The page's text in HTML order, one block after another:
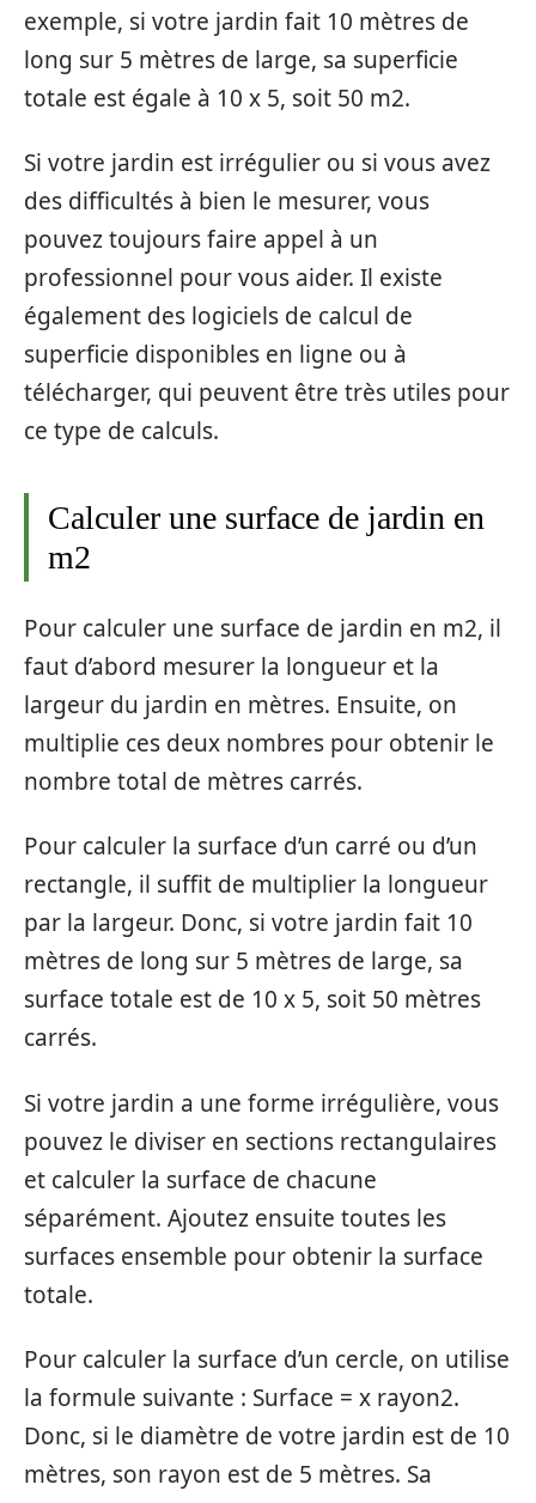
exemple, si votre jardin fait 10 mètres de
long sur 5 mètres de large, sa superficie
totale est égale à 10 x 5, soit 50 m2.
Si votre jardin est irrégulier ou si vous avez
des difficultés à bien le mesurer, vous
pouvez toujours faire appel à un
professionnel pour vous aider. Il existe
également des logiciels de calcul de
superficie disponibles en ligne ou à
télécharger, qui peuvent être très utiles pour
ce type de calculs.
Calculer une surface de jardin en
m2
Pour calculer une surface de jardin en m2, il
faut d’abord mesurer la longueur et la
largeur du jardin en mètres. Ensuite, on
multiplie ces deux nombres pour obtenir le
nombre total de mètres carrés.
Pour calculer la surface d’un carré ou d’un
rectangle, il suffit de multiplier la longueur
par la largeur. Donc, si votre jardin fait 10
mètres de long sur 5 mètres de large, sa
surface totale est de 10 x 5, soit 50 mètres
carrés.
Si votre jardin a une forme irrégulière, vous
pouvez le diviser en sections rectangulaires
et calculer la surface de chacune
séparément. Ajoutez ensuite toutes les
surfaces ensemble pour obtenir la surface
totale.
Pour calculer la surface d’un cercle, on utilise
la formule suivante : Surface = x rayon2.
Donc, si le diamètre de votre jardin est de 10
mètres, son rayon est de 5 mètres. Sa